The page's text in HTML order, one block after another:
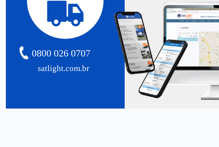
satlight.com.br
0800 026 0707